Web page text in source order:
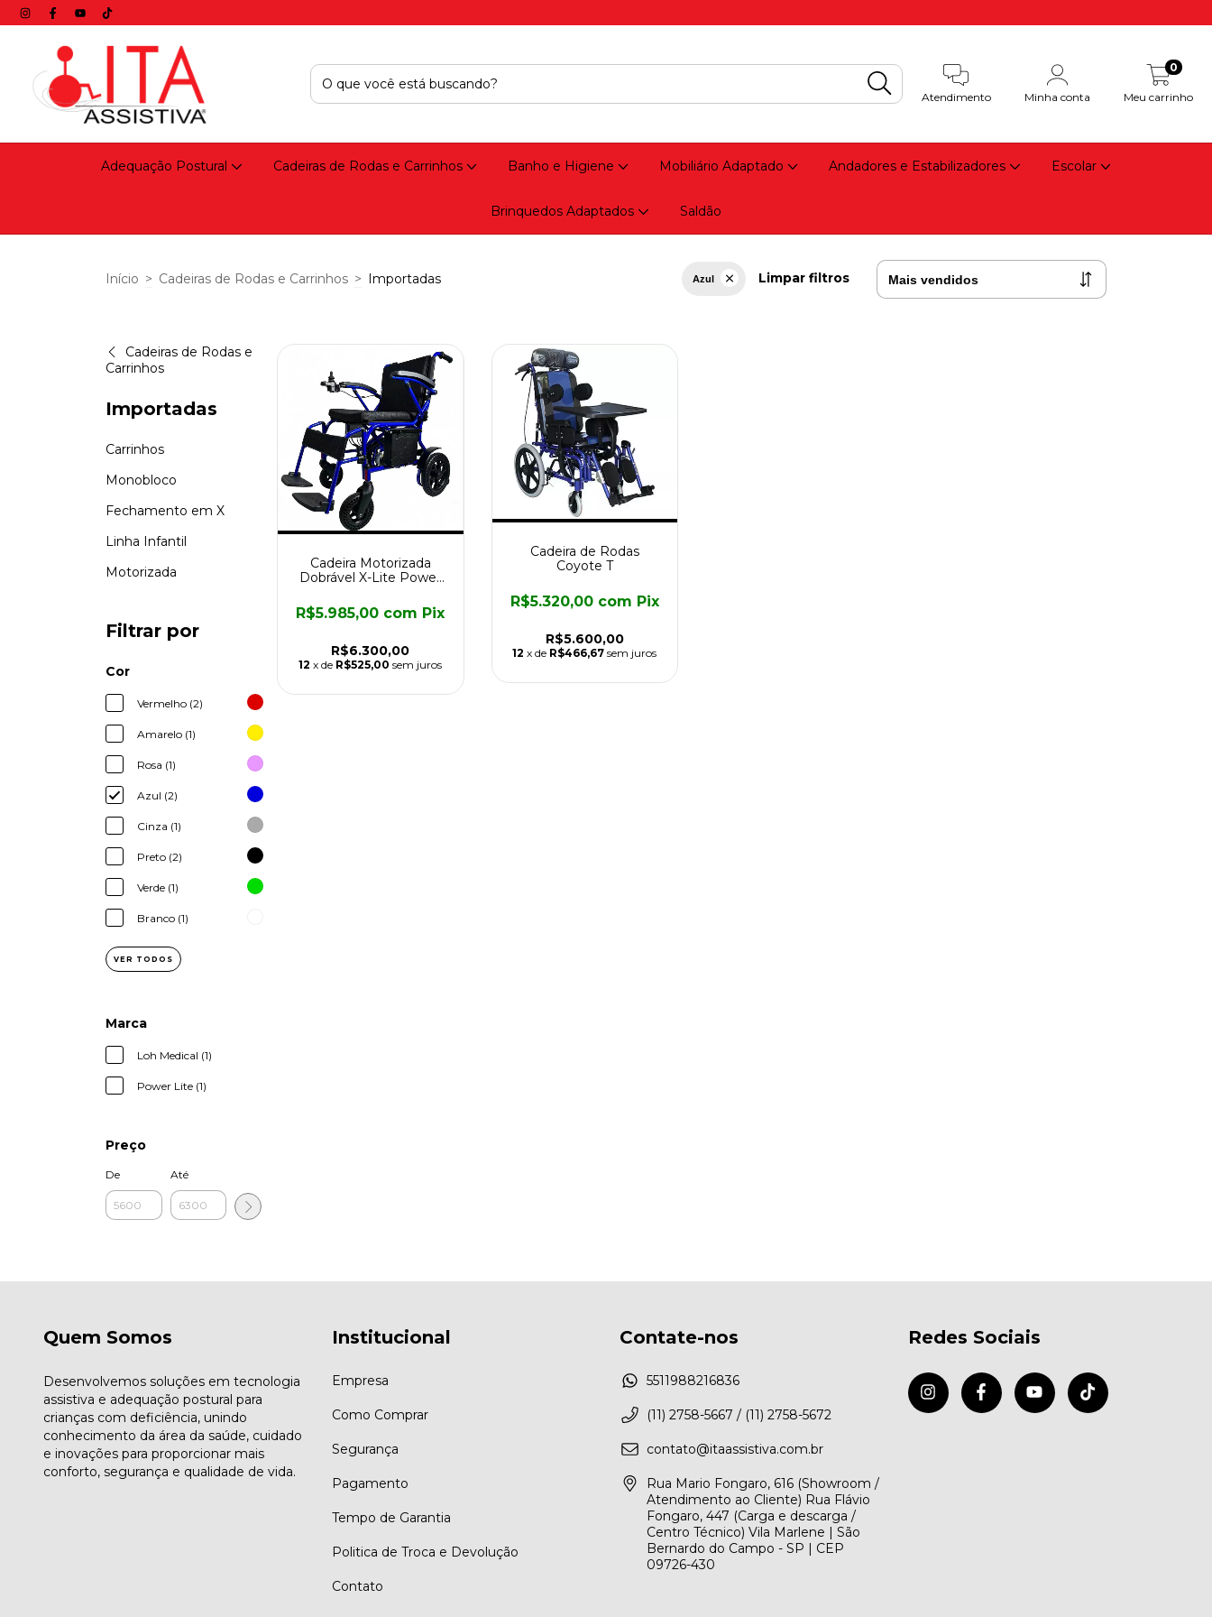
Atendimento Minha conta Meu carrinho
0
Adequação Postural Cadeiras de Rodas e Carrinhos Banho e Higiene Mobiliário Adaptado Andadores e Estabilizadores Escolar
Brinquedos Adaptados Saldão
Início > Cadeiras de Rodas e Carrinhos > Importadas Azul Limpar filtros
Cadeiras de Rodas e
Carrinhos
Importadas
Carrinhos
Monobloco
Fechamento em X
Linha Infantil
Motorizada
Filtrar por
Cor
Vermelho (2)
Amarelo (1)
Rosa (1)
Azul (2)
Cinza (1)
Preto (2)
Verde (1)
Branco (1)
VER TODOS
Marca
Loh Medical (1)
Power Lite (1)
Preço
De Até
Cadeira Motorizada
Dobrável X-Lite Power
R$6.300,00
R$5.985,00 com Pix
12 x de R$525,00 sem juros
Cadeira de Rodas
Coyote T
R$5.600,00
R$5.320,00 com Pix
12 x de R$466,67 sem juros
Quem Somos
Desenvolvemos soluções em tecnologia
assistiva e adequação postural para
crianças com deficiência, unindo
conhecimento da área da saúde, cuidado
e inovações para proporcionar mais
conforto, segurança e qualidade de vida.
Institucional
Empresa
Como Comprar
Segurança
Pagamento
Tempo de Garantia
Politica de Troca e Devolução
Contato
Contate-nos
5511988216836
(11) 2758-5667 / (11) 2758-5672
contato@itaassistiva.com.br
Rua Mario Fongaro, 616 (Showroom /
Atendimento ao Cliente) Rua Flávio
Fongaro, 447 (Carga e descarga /
Centro Técnico) Vila Marlene | São
Bernardo do Campo - SP | CEP
09726-430
Redes Sociais